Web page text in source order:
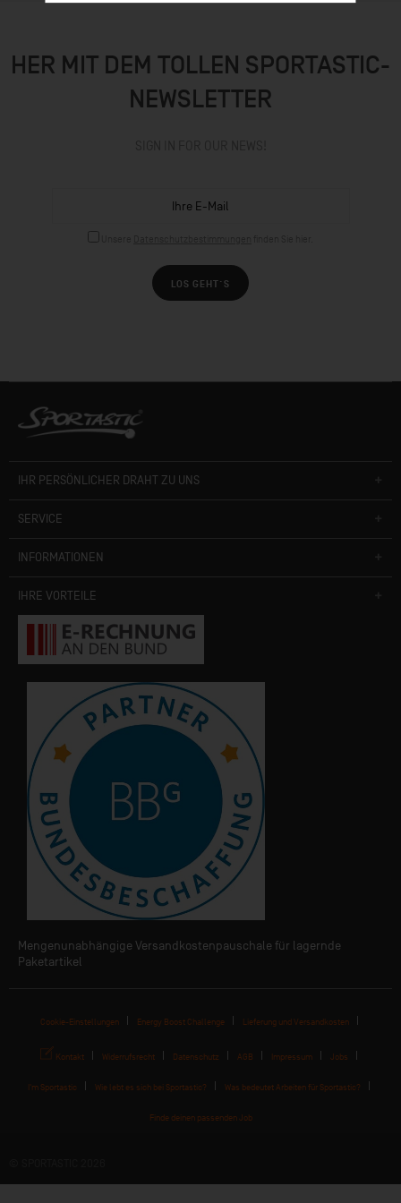
HER MIT DEM TOLLEN SPORTASTIC-
NEWSLETTER
LOS GEHT´S
IHR PERSÖNLICHER DRAHT ZU UNS
SERVICE
INFORMATIONEN
IHRE VORTEILE
Mengenunabhängige Versandkostenpauschale für lagernde
Paketartikel
Cookie-Einstellungen Energy Boost Challenge Lieferung und Versandkosten
Kontakt Widerrufsrecht Datenschutz AGB Impressum Jobs
I'm Sportastic Wie lebt es sich bei Sportastic? Was bedeutet Arbeiten für Sportastic?
Finde deinen passenden Job